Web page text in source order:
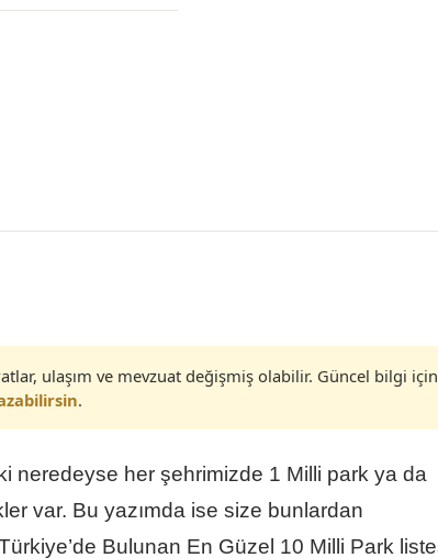
ulaşım ve mevzuat değişmiş olabilir. Güncel bilgi için
.
neredeyse her şehrimizde 1 Milli park ya da
var. Bu yazımda ise size bunlardan
Bulunan En Güzel 10 Milli Park